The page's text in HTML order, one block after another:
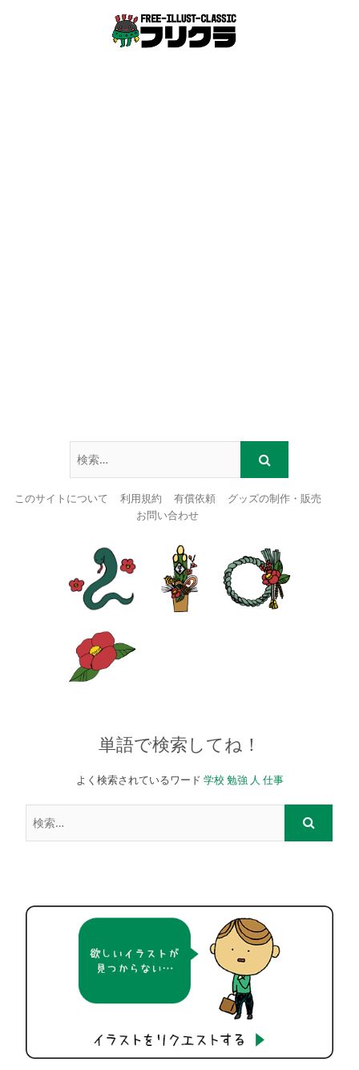
このサイトについて 利用規約 有償依頼
グッズの制作・販売
お問い合わせ
content
単語で検索してね！
よく検索されているワード 学校 勉強 人 仕事